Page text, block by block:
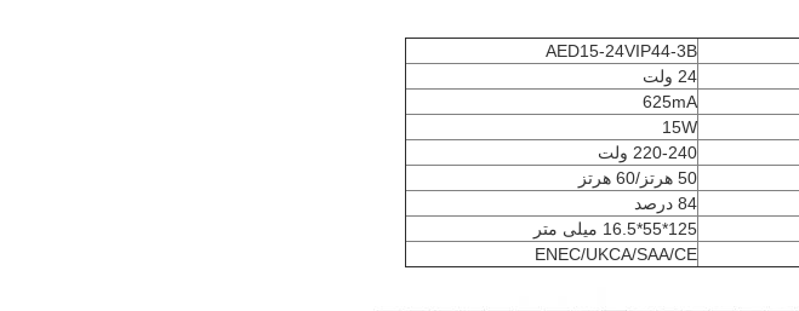
AED15-24VIP44-3B
24 ولت
625mA
15W
220-240 ولت
50 هرتز/60 هرتز
84 درصد
125*55*16.5 میلی متر
ENEC/UKCA/SAA/CE